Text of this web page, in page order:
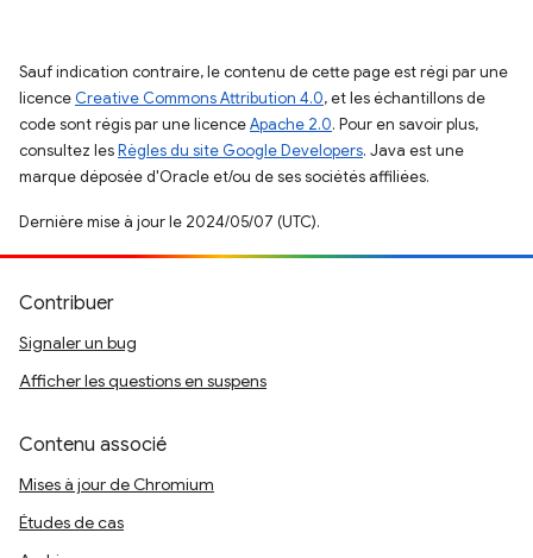
Sauf indication contraire, le contenu de cette page est régi par une
licence Creative Commons Attribution 4.0, et les échantillons de
code sont régis par une licenceApache 2.0. Pour en savoir plus,
consultez lesRègles du site Google Developers. Java est une
marque déposée d'Oracle et/ou de ses sociétés affiliées.
Dernière mise à jour le 2024/05/07 (UTC).
Contribuer
Signaler un bug
Afficher les questions en suspens
Contenu associé
Mises à jour de Chromium
Études de cas